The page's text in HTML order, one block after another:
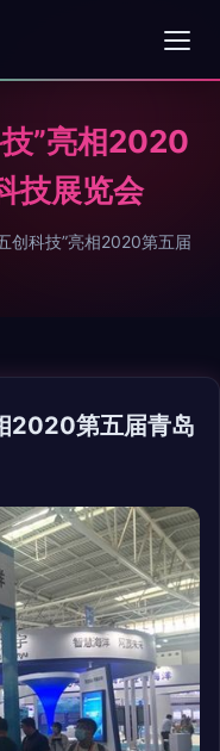
”亮相2020
技展览会
创科技”亮相2020第五届
2020第五届青岛